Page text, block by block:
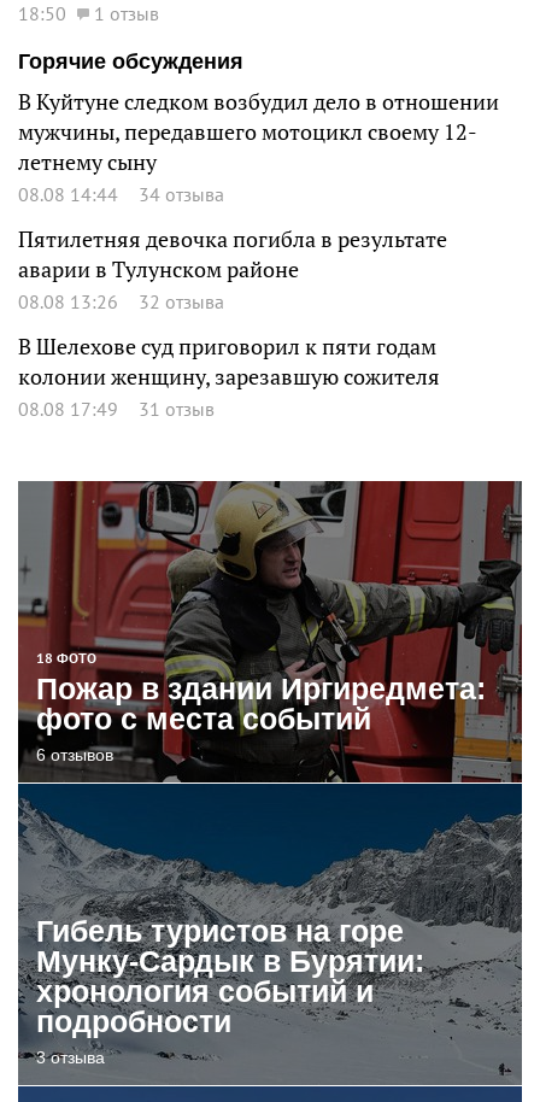
18:50
1 отзыв
Горячие обсуждения
В Куйтуне следком возбудил дело в отношении
мужчины, передавшего мотоцикл своему 12-
летнему сыну
08.08 14:44 34 отзыва
Пятилетняя девочка погибла в результате
аварии в Тулунском районе
08.08 13:26 32 отзыва
В Шелехове суд приговорил к пяти годам
колонии женщину, зарезавшую сожителя
08.08 17:49 31 отзыв
18 ФОТО
Пожар в здании Иргиредмета:
фото с места событий
6 отзывов
Гибель туристов на горе
Мунку-Сардык в Бурятии:
хронология событий и
подробности
3 отзыва